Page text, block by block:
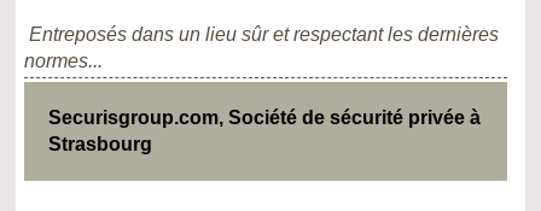
Entreposés dans un lieu sûr et respectant les dernières
normes...
Securisgroup.com, Société de sécurité privée à
Strasbourg